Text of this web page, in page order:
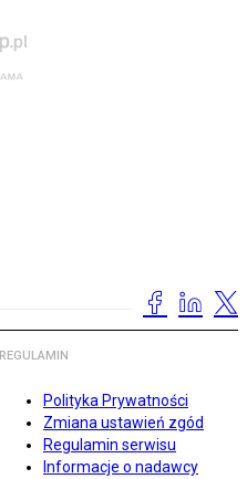
REGULAMIN
Polityka Prywatności
Zmiana ustawień zgód
Regulamin serwisu
Informacje o nadawcy